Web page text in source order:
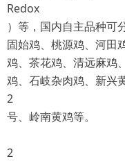
Redox
）等，国内自主品种可
固始鸡、桃源鸡、河田
鸡、茶花鸡、清远麻鸡
鸡、石岐杂肉鸡、新兴
2
号、岭南黄鸡等。
2